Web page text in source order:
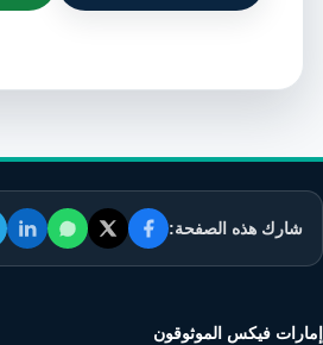
شارك هذه الصفحة:
إمارات فيكس الموثوقون